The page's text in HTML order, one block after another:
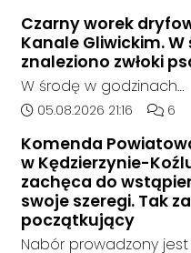
14:30 na drodze
408 pomiędzy Starym
Bierawą.
Czarny worek
Kanale Gliwickim. W
znaleziono zwłoki
W środę w godzinach
popołudniowych służby
Gliwicki po zgłoszeniu
zaniepokojonego
Osoba zgłaszająca
unoszący się na wodzie
worek, którego
Data dodania artykułu:
05.08.2026 21:16 Liczba
6
Komenda
w Kędzierzynie-
zachęca do
swoje szeregi. Tak
początkujący
Nabór prowadzony jest